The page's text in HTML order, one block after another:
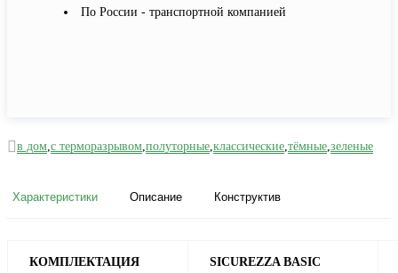
По России - транспортной компанией
в дом,с терморазрывом,полуторные,классические,тёмные,зеленые
Характеристики Описание Конструктив
КОМПЛЕКТАЦИЯ SICUREZZA BASIC